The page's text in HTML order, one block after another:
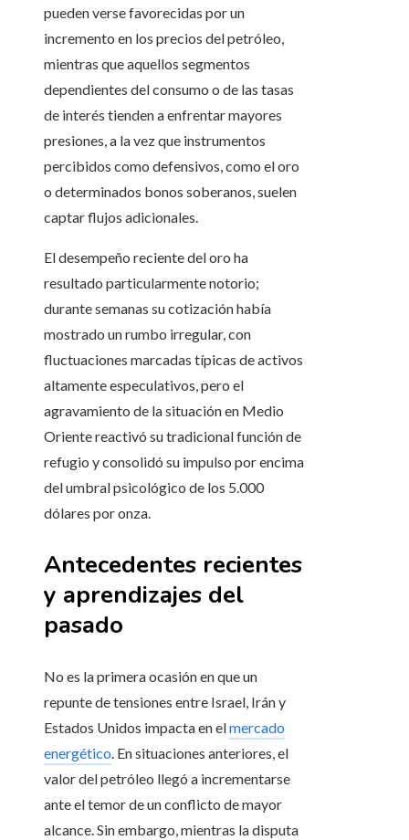
pueden verse favorecidas por un
incremento en los precios del petróleo,
mientras que aquellos segmentos
dependientes del consumo o de las tasas
de interés tienden a enfrentar mayores
presiones, a la vez que instrumentos
percibidos como defensivos, como el oro
o determinados bonos soberanos, suelen
captar flujos adicionales.
El desempeño reciente del oro ha
resultado particularmente notorio;
durante semanas su cotización había
mostrado un rumbo irregular, con
fluctuaciones marcadas típicas de activos
altamente especulativos, pero el
agravamiento de la situación en Medio
Oriente reactivó su tradicional función de
refugio y consolidó su impulso por encima
del umbral psicológico de los 5.000
dólares por onza.
Antecedentes recientes
y aprendizajes del
pasado
No es la primera ocasión en que un
repunte de tensiones entre Israel, Irán y
Estados Unidos impacta en elmercado
energético. En situaciones anteriores, el
valor del petróleo llegó a incrementarse
ante el temor de un conflicto de mayor
alcance. Sin embargo, mientras la disputa